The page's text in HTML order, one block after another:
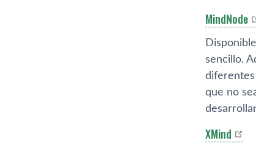
MindNode
sencillo.
diferentes
que no
XMind